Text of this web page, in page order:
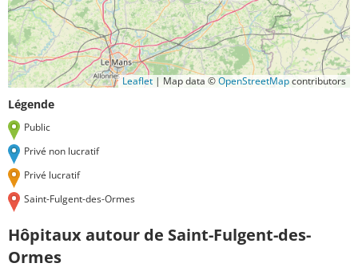
Leaflet | Map data ©OpenStreetMapcontributors
Légende
Public
Privé non lucratif
Privé lucratif
Saint-Fulgent-des-Ormes
Hôpitaux autour de Saint-Fulgent-des-
Ormes